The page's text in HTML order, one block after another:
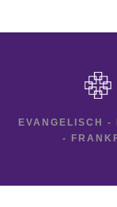
EVANGELISCH
-